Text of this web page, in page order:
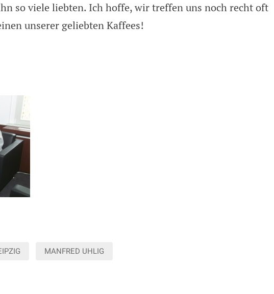
so viele liebten. Ich hoffe, wir treffen uns noch recht oft
unserer geliebten Kaffees!
MANFRED UHLIG